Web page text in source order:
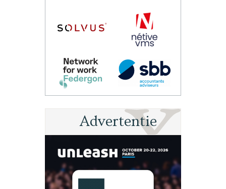
Advertentie